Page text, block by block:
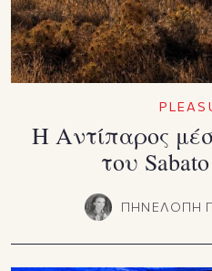
Η Αντίπαρος
του
ΠΗΝΕΛΟΠΗ